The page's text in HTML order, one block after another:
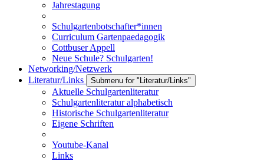
Jahrestagung
Schulgartenbotschafter*innen
Curriculum Gartenpaedagogik
Cottbuser Appell
Neue Schule? Schulgarten!
Networking/Netzwerk
Literatur/Links
Submenu for "Literatur/Links"
Aktuelle Schulgartenliteratur
Schulgartenliteratur alphabetisch
Historische Schulgartenliteratur
Eigene Schriften
Youtube-Kanal
Links